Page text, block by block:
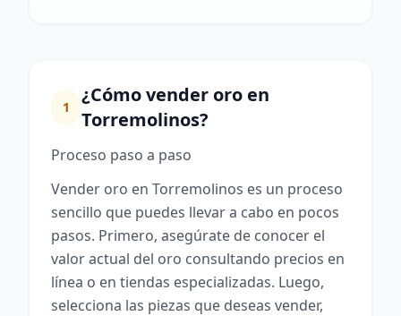
1
¿Cómo vender oro en
Torremolinos?
Proceso paso a paso
Vender oro en Torremolinos es un proceso
sencillo que puedes llevar a cabo en pocos
pasos. Primero, asegúrate de conocer el
valor actual del oro consultando precios en
línea o en tiendas especializadas. Luego,
selecciona las piezas que deseas vender,